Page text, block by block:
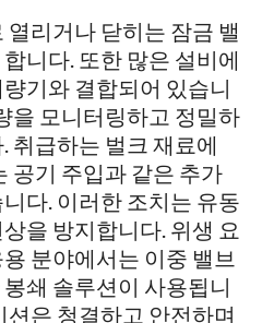
리거나 닫히는 잠금 밸
니다. 또한 많은 설비에
기와 결합되어 있습니
을 모니터링하고 정밀하
취급하는 벌크 재료에
공기 주입과 같은 추가
다. 이러한 조치는 유동
을 방지합니다. 위생 요
분야에서는 이중 밸브
쇄 솔루션이 사용됩니
션은 청결하고 안전하며